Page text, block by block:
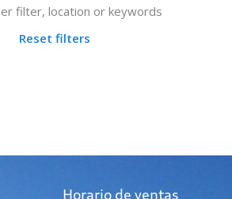
filter, location or keywords
Reset filters
Horario de ventas